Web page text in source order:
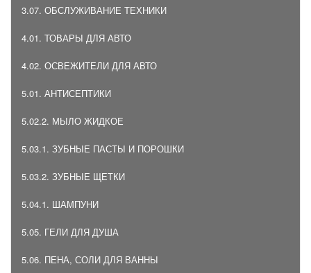
3.07. ОБСЛУЖИВАНИЕ ТЕХНИКИ
4.01. ТОВАРЫ ДЛЯ АВТО
4.02. ОСВЕЖИТЕЛИ ДЛЯ АВТО
5.01. АНТИСЕПТИКИ
5.02.2. МЫЛО ЖИДКОЕ
5.03.1. ЗУБНЫЕ ПАСТЫ И ПОРОШКИ
5.03.2. ЗУБНЫЕ ЩЕТКИ
5.04.1. ШАМПУНИ
5.05. ГЕЛИ ДЛЯ ДУША
5.06. ПЕНА, СОЛИ ДЛЯ ВАННЫ